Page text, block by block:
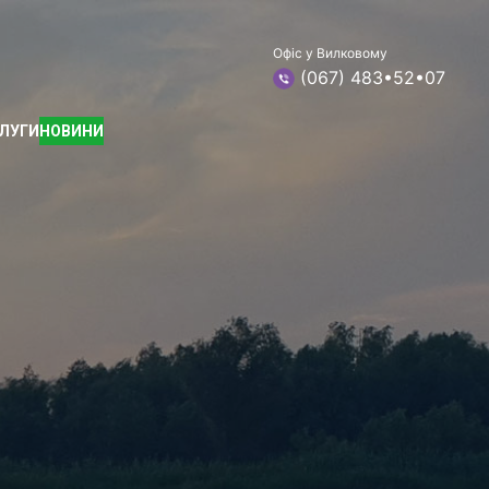
Офіс у Вилковому
(067) 483•52•07
НОВИНИ